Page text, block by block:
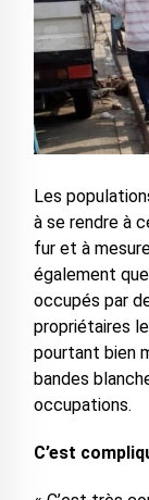
Les
à se rendre à
fur et à
également
occupés par
propriétaires
pourtant bien
bandes
occupations.
C’est